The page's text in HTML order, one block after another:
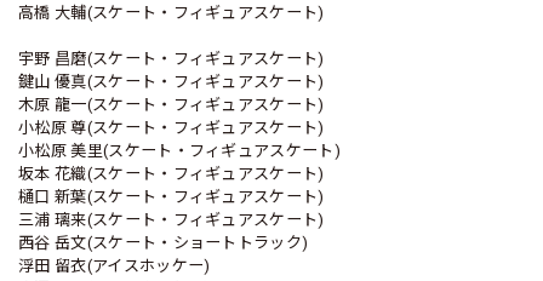
高橋 大輔(スケート・フィギュアスケート)
宇野 昌磨(スケート・フィギュアスケート)
鍵山 優真(スケート・フィギュアスケート)
木原 龍一(スケート・フィギュアスケート)
小松原 尊(スケート・フィギュアスケート)
小松原 美里(スケート・フィギュアスケート)
坂本 花織(スケート・フィギュアスケート)
樋口 新葉(スケート・フィギュアスケート)
三浦 璃来(スケート・フィギュアスケート)
西谷 岳文(スケート・ショートトラック)
浮田 留衣(アイスホッケー)